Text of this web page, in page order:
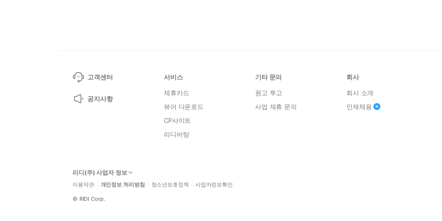
고객센터
공지사항
서비스
제휴카드
뷰어 다운로드
CP사이트
리디바탕
기타 문의
원고 투고
사업 제휴 문의
회사
회사 소개
인재채용
리디(주) 사업자 정보
이용약관 개인정보 처리방침 청소년보호정책 사업자정보확인
© RIDI Corp.